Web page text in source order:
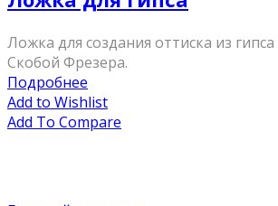
Ложка для создания оттиска из
Скобой Фрезера.
Подробнее
Add to Wishlist
Add To Compare